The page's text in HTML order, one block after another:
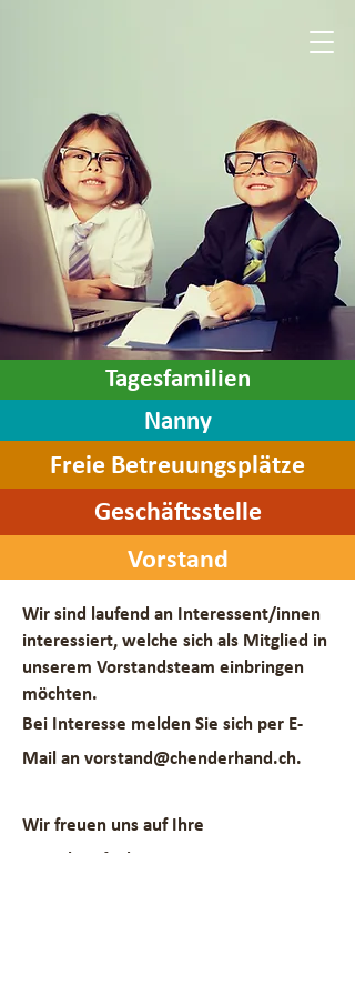
Tagesfamilien
Nanny
Freie Betreuungsplätze
Geschäftsstelle
Vorstand
Wir sind laufend an Interessent/innen
interessiert, welche sich als Mitglied in
unserem Vorstandsteam einbringen
möchten.
Bei Interesse melden Sie sich per E-
Mail an vorstand@chenderhand.ch.
Wir freuen uns auf Ihre